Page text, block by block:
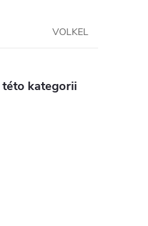
VOLKEL
kategorii